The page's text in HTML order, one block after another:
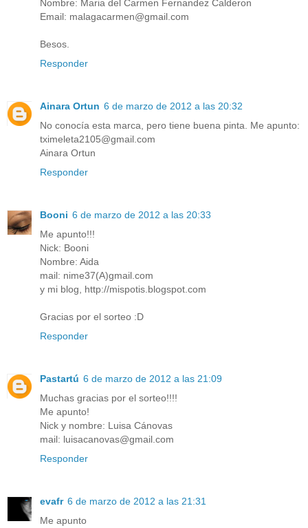
Nombre: Maria del Carmen Fernandez Calderon
Email: malagacarmen@gmail.com
Besos.
Responder
Ainara Ortun 6 de marzo de 2012 a las 20:32
No conocía esta marca, pero tiene buena pinta. Me apunto:
tximeleta2105@gmail.com
Ainara Ortun
Responder
Booni 6 de marzo de 2012 a las 20:33
Me apunto!!!
Nick: Booni
Nombre: Aida
mail: nime37(A)gmail.com
y mi blog, http://mispotis.blogspot.com
Gracias por el sorteo :D
Responder
Pastartú 6 de marzo de 2012 a las 21:09
Muchas gracias por el sorteo!!!!
Me apunto!
Nick y nombre: Luisa Cánovas
mail: luisacanovas@gmail.com
Responder
evafr 6 de marzo de 2012 a las 21:31
Me apunto